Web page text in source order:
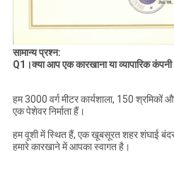
सामान्य प्रश्न:
Q1।क्या आप एक कारखाना या व्यापारिक
हम 3000 वर्ग मीटर कार्यशाला, 150
एक पेशेवर निर्माता हैं।
हम वूशी में स्थित हैं, एक खूबसूरत शहर शंघाई
हमारे कारखाने में आपका स्वागत है।